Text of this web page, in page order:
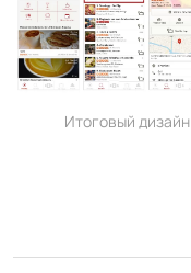
Итоговый